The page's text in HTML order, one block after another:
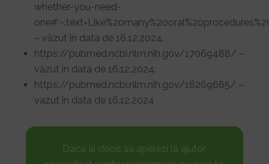
whether-you-need-
– văzut în data de 16.12.2024.
https://pubmed.ncbi.nlm.nih.gov/17069488/ –
văzut în data de 16.12.2024.
https://pubmed.ncbi.nlm.nih.gov/18269665/ –
vazut în data de 16.12.2024
Dacă ai decis să apelezi la ajutor